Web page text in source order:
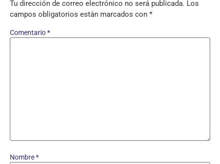
Tu dirección de correo electrónico no será publicada. Los
campos obligatorios están marcados con *
Comentario*
Nombre*